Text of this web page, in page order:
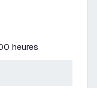
heures